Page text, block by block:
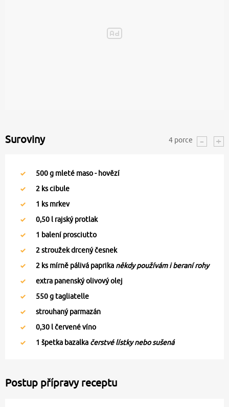
Suroviny 4 porce
500g mleté maso - hovězí
2 ks cibule
1 ks mrkev
0,50 l rajský protlak
1 balení prosciutto
2stroužek drcený česnek
2 ks mírně pálivá paprika někdy používám i beraní rohy
extra panenský olivový olej
550g tagliatelle
strouhaný parmazán
0,30 l červené víno
1 špetka bazalka čerstvé lístky nebo sušená
Postup přípravy receptu